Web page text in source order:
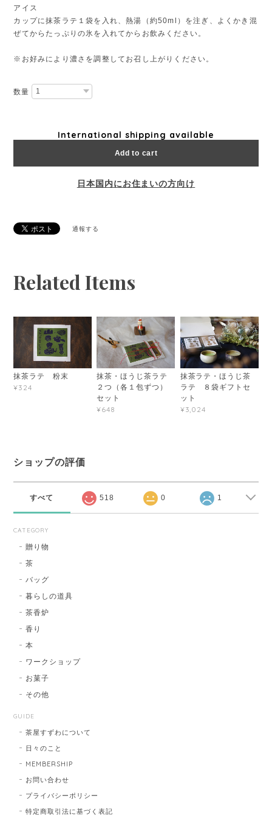
アイス
カップに抹茶ラテ１袋を入れ、熱湯（約50ml）を注ぎ、よくかき混
ぜてからたっぷりの氷を入れてからお飲みください。
※お好みにより濃さを調整してお召し上がりください。
数量
International shipping available
Add to cart
日本国内にお住まいの方向け
通報する
Related Items
抹茶ラテ 粉末
¥324
抹茶・ほうじ茶ラテ
２つ（各１包ずつ）
セット
¥648
抹茶ラテ・ほうじ茶
ラテ ８袋ギフトセ
ット
¥3,024
ショップの評価
すべて 518 0 1
CATEGORY
贈り物
茶
バッグ
暮らしの道具
茶香炉
香り
本
ワークショップ
お菓子
その他
GUIDE
茶屋すずわについて
日々のこと
MEMBERSHIP
お問い合わせ
プライバシーポリシー
特定商取引法に基づく表記